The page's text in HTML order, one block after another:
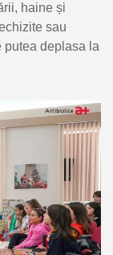
haine și
sau
putea deplasa la